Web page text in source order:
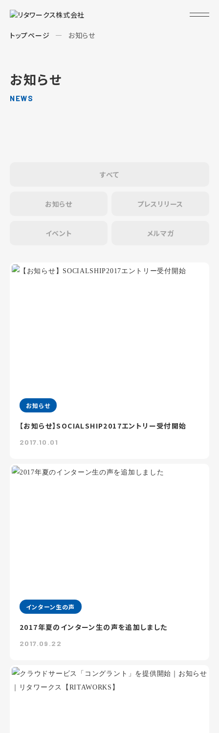
トップページ お知らせ
お知らせ
NEWS
すべて
お知らせ プレスリリース
イベント メルマガ
お知らせ
【お知らせ】SOCIALSHIP2017エントリー受付開始
2017.10.01
インターン生の声
2017年夏のインターン生の声を追加しました
2017.09.22